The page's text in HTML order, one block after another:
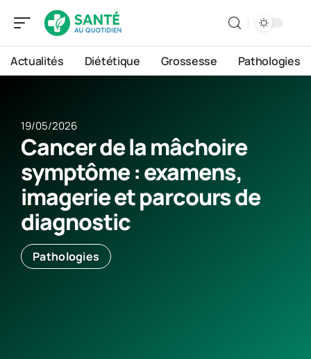
Actualités Diététique Grossesse Pathologies
19/05/2026
Cancer de la mâchoire
symptôme : examens,
imagerie et parcours de
diagnostic
Pathologies